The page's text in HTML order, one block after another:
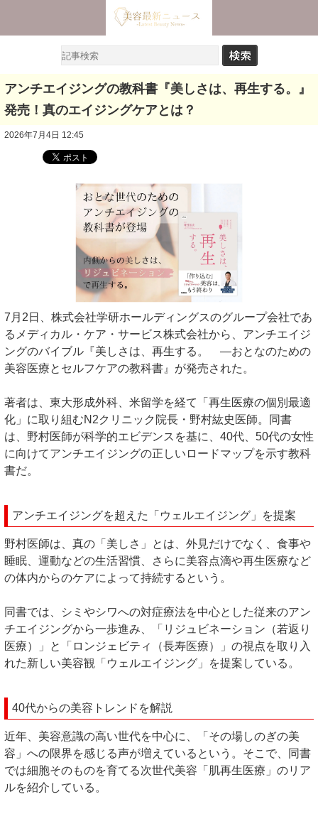
アンチエイジングの教科書『美しさは、再生する。』
発売！真のエイジングケアとは？
2026年7月4日 12:45
7月2日、株式会社学研ホールディングスのグループ会社であ
るメディカル・ケア・サービス株式会社から、アンチエイジ
ングのバイブル『美しさは、再生する。 ―おとなのための
美容医療とセルフケアの教科書』が発売された。
著者は、東大形成外科、米留学を経て「再生医療の個別最適
化」に取り組むN2クリニック院長・野村紘史医師。同書
は、野村医師が科学的エビデンスを基に、40代、50代の女性
に向けてアンチエイジングの正しいロードマップを示す教科
書だ。
アンチエイジングを超えた「ウェルエイジング」を提案
野村医師は、真の「美しさ」とは、外見だけでなく、食事や
睡眠、運動などの生活習慣、さらに美容点滴や再生医療など
の体内からのケアによって持続するという。
同書では、シミやシワへの対症療法を中心とした従来のアン
チエイジングから一歩進み、「リジュビネーション（若返り
医療）」と「ロンジェビティ（長寿医療）」の視点を取り入
れた新しい美容観「ウェルエイジング」を提案している。
40代からの美容トレンドを解説
近年、美容意識の高い世代を中心に、「その場しのぎの美
容」への限界を感じる声が増えているという。そこで、同書
では細胞そのものを育てる次世代美容「肌再生医療」のリア
ルを紹介している。